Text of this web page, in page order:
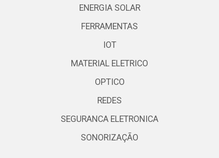
ENERGIA SOLAR
FERRAMENTAS
IOT
MATERIAL ELETRICO
OPTICO
REDES
SEGURANCA ELETRONICA
SONORIZAÇÃO